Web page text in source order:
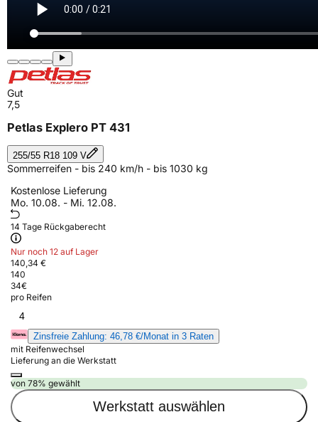
Gut
7,5
Petlas Explero PT 431
255/55 R18 109 V
Sommerreifen - bis 240 km/h - bis 1030 kg
Kostenlose Lieferung
Mo. 10.08. - Mi. 12.08.
14 Tage Rückgaberecht
Nur noch 12 auf Lager
140,34 €
140
34€
pro Reifen
4
Zinsfreie Zahlung: 46,78 €/Monat in 3 Raten
mit Reifenwechsel
Lieferung an die Werkstatt
von 78% gewählt
Werkstatt auswählen